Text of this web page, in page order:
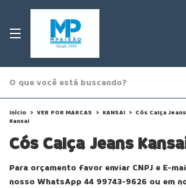
Início > VER POR MARCAS > KANSAI > Cós Calça Jeans
Kansai
Cós Calça Jeans
Para orçamento favor enviar CNPJ e E-
nosso WhatsApp 44 99743-9626 ou em